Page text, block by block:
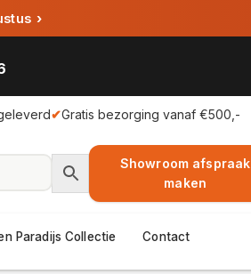
›
✔Gratis bezorging vanaf €500,-
Showroom afspraak
maken
Paradijs Collectie Contact